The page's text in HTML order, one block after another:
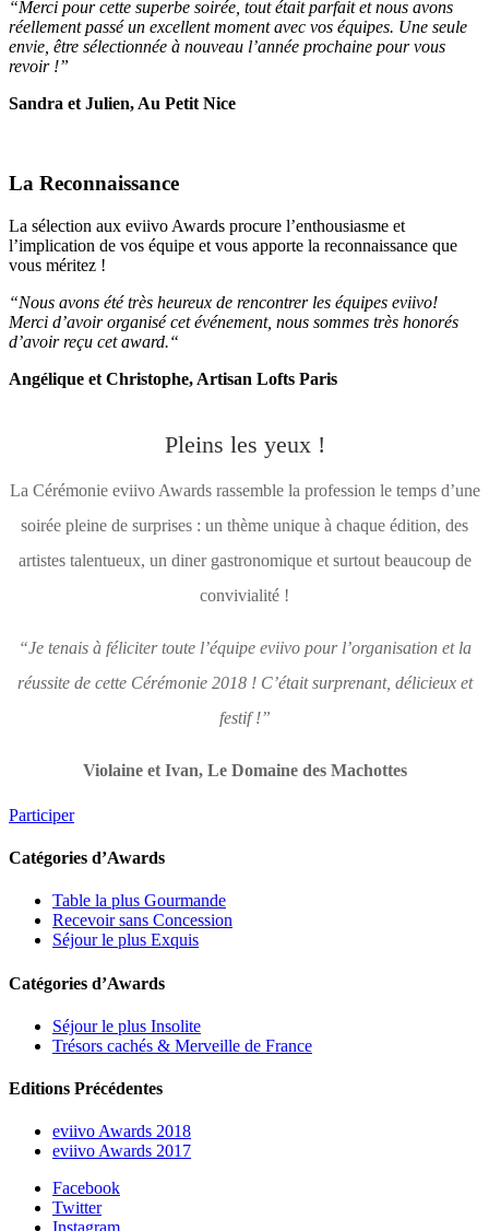
“Merci pour cette superbe soirée, tout était parfait et nous avons
réellement passé un excellent moment avec vos équipes. Une seule
envie, être sélectionnée à nouveau l’année prochaine pour vous
revoir !”
Sandra et Julien, Au Petit Nice
La Reconnaissance
La sélection aux eviivo Awards procure l’enthousiasme et
l’implication de vos équipe et vous apporte la reconnaissance que
vous méritez !
“Nous avons été très heureux de rencontrer les équipes eviivo!
Merci d’avoir organisé cet événement, nous sommes très honorés
d’avoir reçu cet award.“
Angélique et Christophe, Artisan Lofts Paris
Pleins les yeux !
La Cérémonie eviivo Awards rassemble la profession le temps d’une
soirée pleine de surprises : un thème unique à chaque édition, des
artistes talentueux, un diner gastronomique et surtout beaucoup de
convivialité !
“Je tenais à féliciter toute l’équipe eviivo pour l’organisation et la
réussite de cette Cérémonie 2018 ! C’était surprenant, délicieux et
festif !”
Violaine et Ivan, Le Domaine des Machottes
Participer
Catégories d’Awards
Table la plus Gourmande
Recevoir sans Concession
Séjour le plus Exquis
Catégories d’Awards
Séjour le plus Insolite
Trésors cachés & Merveille de France
Editions Précédentes
eviivo Awards 2018
eviivo Awards 2017
Facebook
Twitter